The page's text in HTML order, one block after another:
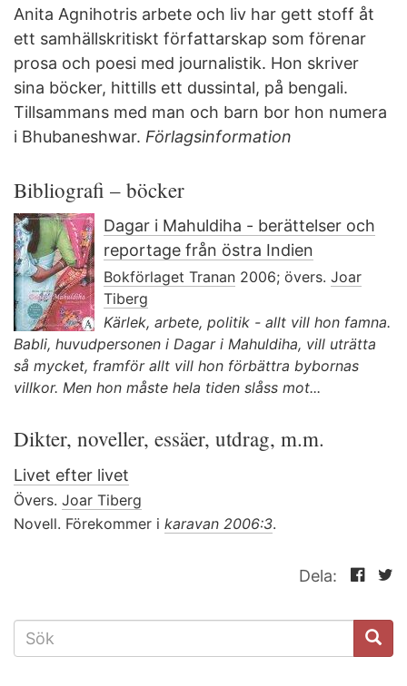
Anita Agnihotris arbete och liv har gett stoff åt
ett samhällskritiskt författarskap som förenar
prosa och poesi med journalistik. Hon skriver
sina böcker, hittills ett dussintal, på bengali.
Tillsammans med man och barn bor hon numera
i Bhubaneshwar. Förlagsinformation
Bibliografi – böcker
Dagar i Mahuldiha - berättelser och
reportage från östra Indien
Bokförlaget Tranan 2006; övers. Joar
Tiberg
Kärlek, arbete, politik - allt vill hon famna.
Babli, huvudpersonen i Dagar i Mahuldiha, vill uträtta
så mycket, framför allt vill hon förbättra bybornas
villkor. Men hon måste hela tiden slåss mot...
Dikter, noveller, essäer, utdrag, m.m.
Livet efter livet
Övers. Joar Tiberg
Novell. Förekommer i karavan 2006:3.
Dela:
SÖKFORMULÄR